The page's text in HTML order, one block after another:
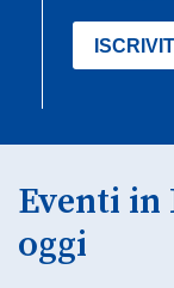
Eventi in
oggi